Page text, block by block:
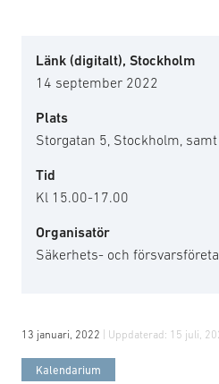
Länk (digitalt), Stockholm
14 september 2022
Plats
Storgatan 5, Stockholm,
Tid
Kl 15.00-17.00
Organisatör
Säkerhets- och
13 januari, 2022 | Uppdaterad: 15 juli,
Kalendarium